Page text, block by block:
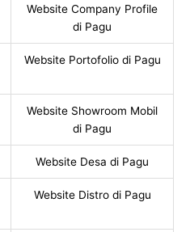
Website Company Profile
di Pagu
Website Portofolio di Pagu
Website Showroom Mobil
di Pagu
Website Desa di Pagu
Website Distro di Pagu